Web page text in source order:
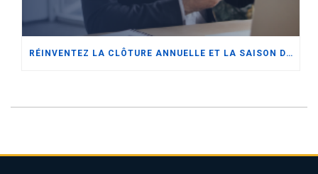
RÉINVENTEZ LA CLÔTURE ANNUELLE ET LA SAISON DES FÊTES AVEC UN ERP INTÉGRÉ